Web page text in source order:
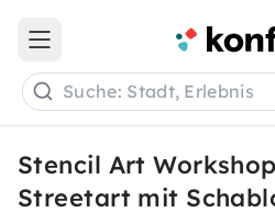
Open main menu
Suche: Stadt, Erlebnis
Stencil Art
Streetart mit